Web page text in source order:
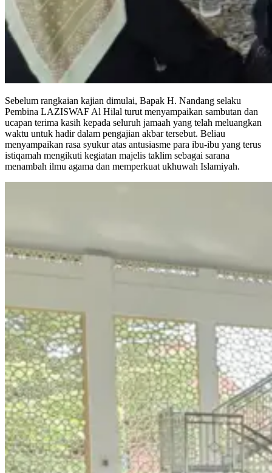
Sebelum rangkaian kajian dimulai, Bapak H. Nandang selaku
Pembina LAZISWAF Al Hilal turut menyampaikan sambutan dan
ucapan terima kasih kepada seluruh jamaah yang telah meluangkan
waktu untuk hadir dalam pengajian akbar tersebut. Beliau
menyampaikan rasa syukur atas antusiasme para ibu-ibu yang terus
istiqamah mengikuti kegiatan majelis taklim sebagai sarana
menambah ilmu agama dan memperkuat ukhuwah Islamiyah.